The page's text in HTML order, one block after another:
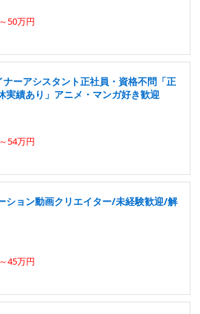
50万円
ーアシスタント正社員・資格不問「正
実績あり」アニメ・マンガ好き歓迎
54万円
ション動画クリエイター/未経験歓迎/解
45万円